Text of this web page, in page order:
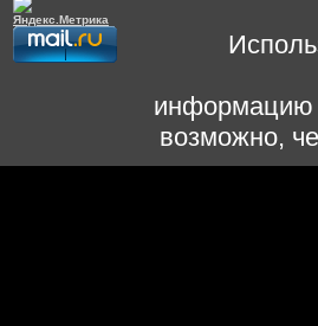
информацию
возможно,